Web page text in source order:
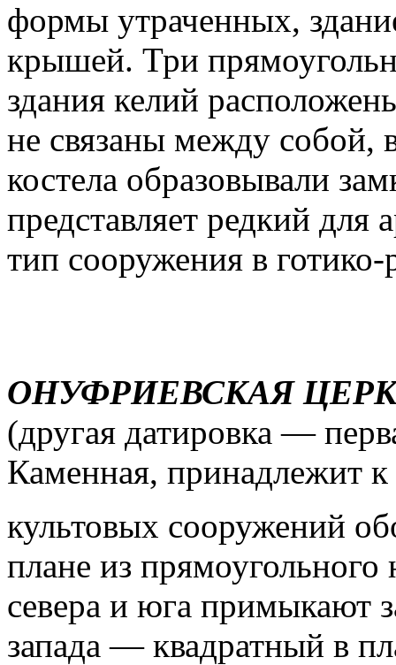
формы утраченных,
крышей. Три
здания келий
не связаны между собой,
костела образовывали
представляет редкий
тип сооружения в готико-
ОНУФРИЕВСКАЯ
(другая датировка —
Каменная, принадлежит
культовых сооружений
плане из прямоугольного
севера и юга примыкают
запада — квадратный в